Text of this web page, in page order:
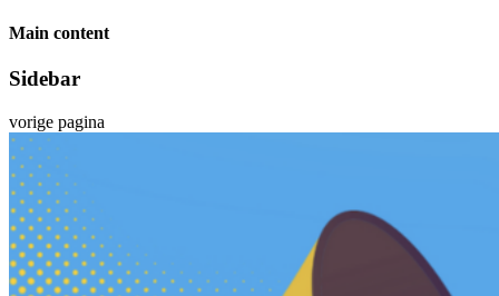
Main content
Sidebar
vorige pagina